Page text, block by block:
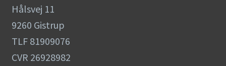
Hålsvej 11
9260 Gistrup
TLF 81909076
CVR 26928982